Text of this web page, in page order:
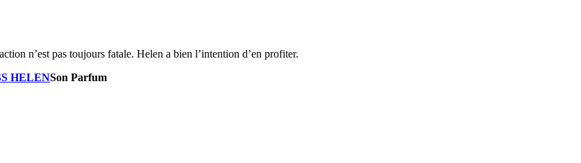
n’est pas toujours fatale. Helen a bien l’intention d’en profiter.
Son Parfum